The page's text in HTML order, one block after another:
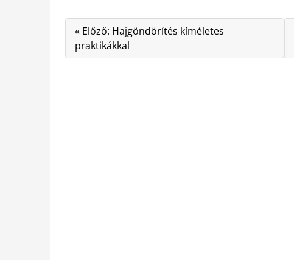
« Előző: Hajgöndörítés kíméletes
praktikákkal